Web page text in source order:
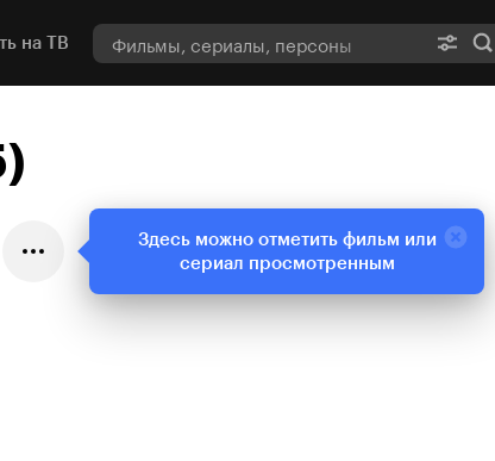
на ТВ
Здесь можно отметить фильм или
сериал просмотренным